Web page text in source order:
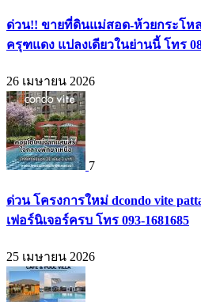
ด่วน!! ขายที่ดินแม่สอด-ห้วยกระโห
ครุฑแดง แปลงเดียวในย่านนี้ โทร
26 เมษายน 2026
7
ด่วน โครงการใหม่ dcondo vite
เฟอร์นิเจอร์ครบ โทร 093-1681685
25 เมษายน 2026